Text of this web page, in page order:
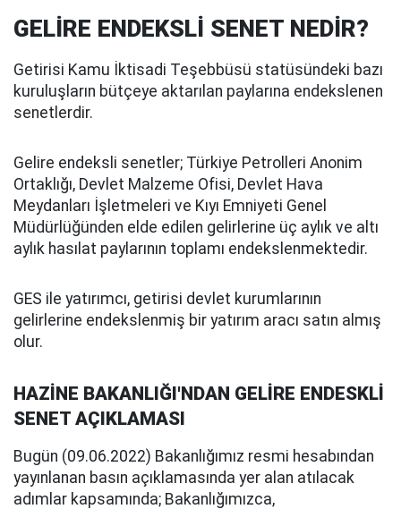
GELİRE ENDEKSLİ SENET NEDİR?
Getirisi Kamu İktisadi Teşebbüsü statüsündeki bazı
kuruluşların bütçeye aktarılan paylarına endekslenen
senetlerdir.
Gelire endeksli senetler; Türkiye Petrolleri Anonim
Ortaklığı, Devlet Malzeme Ofisi, Devlet Hava
Meydanları İşletmeleri ve Kıyı Emniyeti Genel
Müdürlüğünden elde edilen gelirlerine üç aylık ve altı
aylık hasılat paylarının toplamı endekslenmektedir.
GES ile yatırımcı, getirisi devlet kurumlarının
gelirlerine endekslenmiş bir yatırım aracı satın almış
olur.
HAZİNE BAKANLIĞI'NDAN GELİRE ENDESKLİ
SENET AÇIKLAMASI
Bugün (09.06.2022) Bakanlığımız resmi hesabından
yayınlanan basın açıklamasında yer alan atılacak
adımlar kapsamında; Bakanlığımızca,